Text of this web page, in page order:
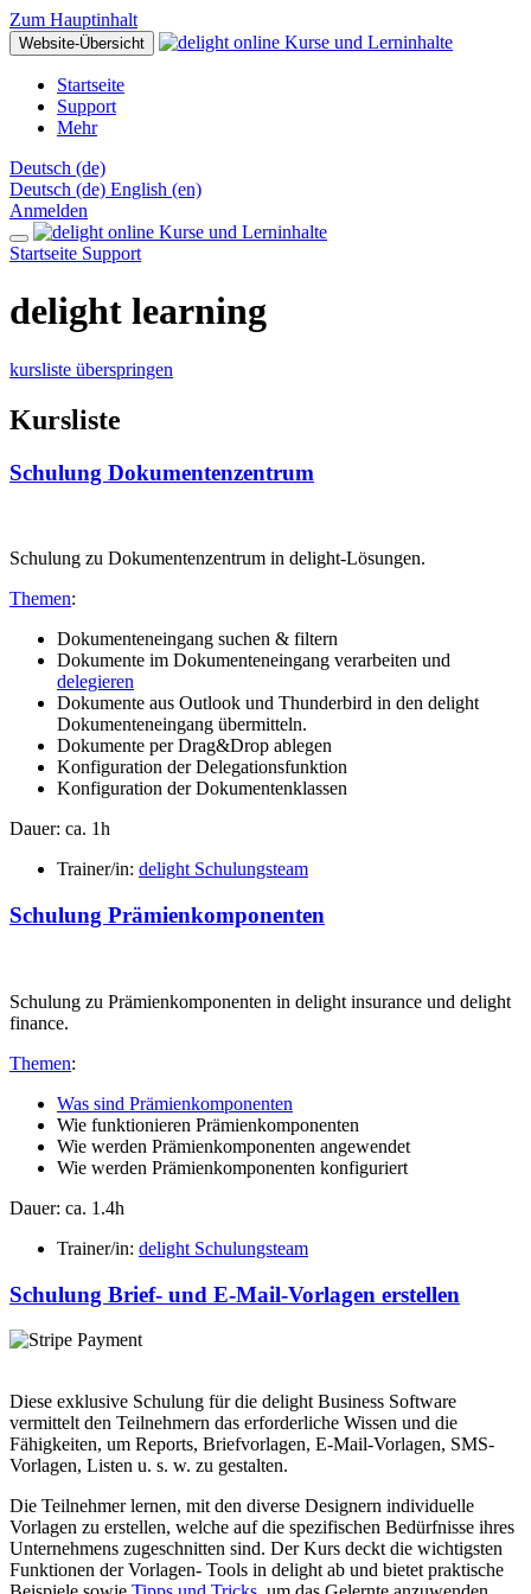
Zum Hauptinhalt
Website-Übersicht
Startseite
Support
Mehr
Deutsch ‎(de)‎
Deutsch ‎(de)‎ English ‎(en)‎
Anmelden
Startseite Support
delight learning
kursliste überspringen
Kursliste
Schulung Dokumentenzentrum
Schulung zu Dokumentenzentrum in delight-Lösungen.
Themen:
Dokumenteneingang suchen & filtern
Dokumente im Dokumenteneingang verarbeiten und
delegieren
Dokumente aus Outlook und Thunderbird in den delight
Dokumenteneingang übermitteln.
Dokumente per Drag&Drop ablegen
Konfiguration der Delegationsfunktion
Konfiguration der Dokumentenklassen
Dauer: ca. 1h
Trainer/in: delight Schulungsteam
Schulung Prämienkomponenten
Schulung zu Prämienkomponenten in delight insurance und delight
finance.
Themen:
Was sind Prämienkomponenten
Wie funktionieren Prämienkomponenten
Wie werden Prämienkomponenten angewendet
Wie werden Prämienkomponenten konfiguriert
Dauer: ca. 1.4h
Trainer/in: delight Schulungsteam
Schulung Brief- und E-Mail-Vorlagen erstellen
Diese exklusive Schulung für die delight Business Software
vermittelt den Teilnehmern das erforderliche Wissen und die
Fähigkeiten, um Reports, Briefvorlagen, E-Mail-Vorlagen, SMS-
Vorlagen, Listen u. s. w. zu gestalten.
Die Teilnehmer lernen, mit den diverse Designern individuelle
Vorlagen zu erstellen, welche auf die spezifischen Bedürfnisse ihres
Unternehmens zugeschnitten sind. Der Kurs deckt die wichtigsten
Funktionen der Vorlagen- Tools in delight ab und bietet praktische